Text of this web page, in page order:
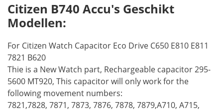
Citizen B740 Accu's Geschikt
Modellen:
For Citizen Watch Capacitor Eco Drive C650 E810 E811
7821 B620
Thie is a New Watch part, Rechargeable capacitor 295-
5600 MT920, This capacitor will only work for the
following movement numbers:
7821,7828, 7871, 7873, 7876, 7878, 7879,A710, A715,